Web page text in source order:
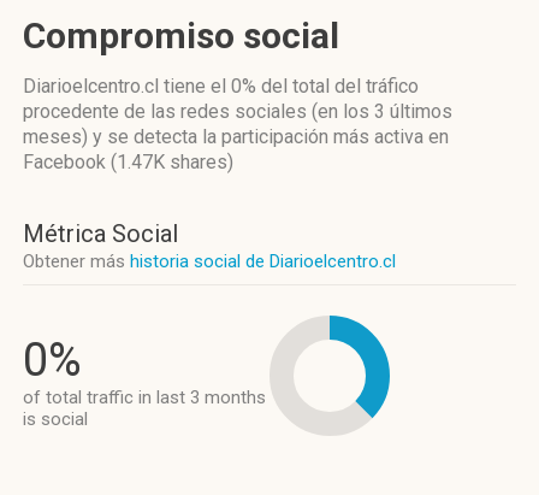
Compromiso social
Diarioelcentro.cl tiene el 0% del total del tráfico
procedente de las redes sociales (en los 3 últimos
meses) y se detecta la participación más activa en
Facebook (1.47K shares)
Métrica Social
Obtener más historia social de Diarioelcentro.cl
0%
of total traffic in last 3 months
is social